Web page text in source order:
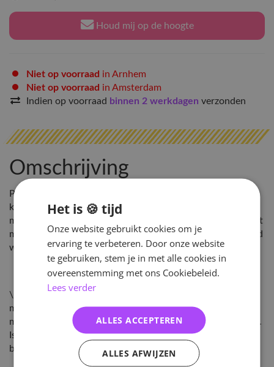
Houd mij op de hoogte
Niet op voorraad in Arnhem
Niet op voorraad in Amsterdam
Indien op voorraad binnen 2 werkdagen verzonden
Omschrijving
Pre-order: Lightstick is momenteel niet op voorraad, maar
komt met de volgende Hey!Hallyu levering
mee\nLeverdatum: 1-4 weken. De levertijd hangt af van het
moment waarop je besteld en wanneer de nieuwe voorraad
wordt verzonden uit Zuid-Korea.
\nLet op: Het kan helaas voor komen dat de light stick niet
meer beschikbaar is. Wij houden onze leverancier zo veel
mogelijk in de gaten wanneer producten uitverkocht raken.
Is de light stick niet meer beschikbaar dan annuleren we je
bestelling en krijg je het geld uiteraard terug.\n
Het is 🍪 tijd
Onze website gebruikt cookies om je
ervaring te verbeteren. Door onze website
te gebruiken, stem je in met alle cookies in
overeenstemming met ons Cookiebeleid.
Lees verder
ALLES ACCEPTEREN
ALLES AFWIJZEN